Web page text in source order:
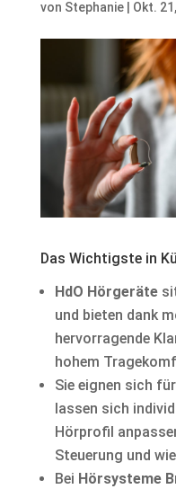
von Stephanie| Okt.
Das Wichtigste in
HdO Hörgeräte
und bieten dank
hervorragende
hohem
Sie eignen sich
lassen sich
Hörprofil
Steuerung und
Bei Hörsysteme